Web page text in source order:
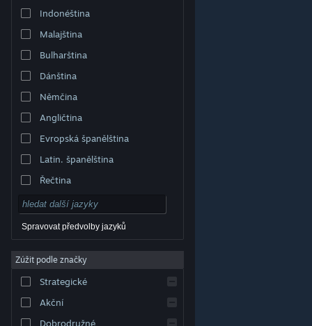
© Valve Corporation. Všechna práva vyhrazena.
příslušných subjektů v USA a dalších zemích.
Smlouva o užívání služby Steam
Cookies
Indonéština
Malajština
Bulharština
Dánština
Němčina
Angličtina
Evropská španělština
Latin. španělština
Řečtina
Spravovat předvolby jazyků
Zúžit podle značky
Strategické
Akční
Dobrodružné